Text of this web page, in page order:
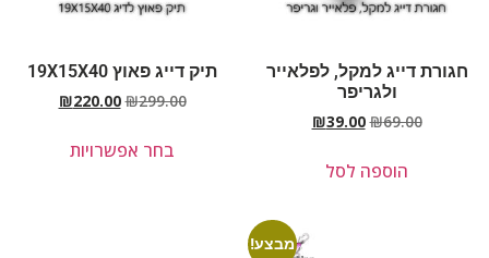
חגורת דייג למקל, לפלאייר
ולגריפר
₪69.00
₪39.00
הוספה לסל
תיק דייג פאוץ 19X15X40
₪299.00
₪220.00
בחר אפשרויות
מבצע!